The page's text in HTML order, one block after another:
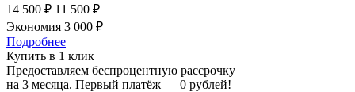
14 500 ₽ 11 500 ₽
Экономия 3 000 ₽
Подробнее
Купить в 1 клик
Предоставляем беспроцентную рассрочку
на 3 месяца. Первый платёж — 0 рублей!